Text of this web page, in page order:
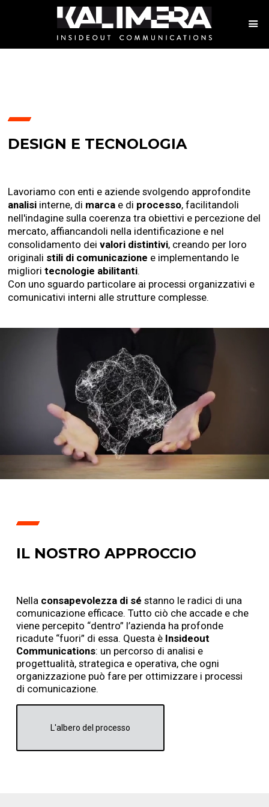
DESIGN E TECNOLOGIA
Lavoriamo con enti e aziende svolgendo approfondite
analisi interne, di marca e di processo, facilitandoli
nell'indagine sulla coerenza tra obiettivi e percezione del
mercato, affiancandoli nella identificazione e nel
consolidamento deivalori distintivi, creando per loro
originali stili di comunicazione e implementando le
miglioritecnologie abilitanti.
Con uno sguardo particolare ai processi organizzativi e
comunicativi interni alle strutture complesse.
IL NOSTRO APPROCCIO
Nella consapevolezza di sé stanno le radici di una
comunicazione efficace. Tutto ciò che accade e che
viene percepito “dentro” l’azienda ha profonde
ricadute “fuori” di essa. Questa è Insideout
Communications: un percorso di analisi e
progettualità, strategica e operativa, che ogni
organizzazione può fare per ottimizzare i processi
di comunicazione.
L'albero del processo